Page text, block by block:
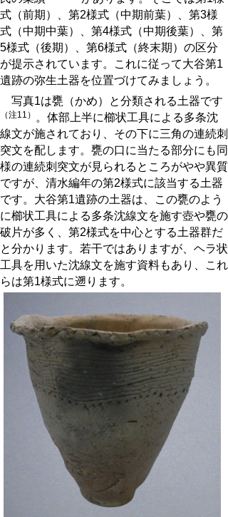
式（前期）、第2様式（中期前葉）、第3様
式（中期中葉）、第4様式（中期後葉）、第
5様式（後期）、第6様式（終末期）の区分
が提示されています。これに従って大谷第1
遺跡の弥生土器を位置づけてみましょう。
写真1は甕（かめ）と分類される土器です
（注11）
。体部上半に櫛状工具による多条沈
線文が施されており、その下に三角の連続刺
突文を配します。甕の口に当たる部分にも同
様の連続刺突文が見られるところがやや異質
ですが、清水編年の第2様式に該当する土器
です。大谷第1遺跡の土器は、この甕のよう
に櫛状工具による多条沈線文を施す壺や甕の
破片が多く、第2様式を中心とする土器群だ
と分かります。若干ではありますが、ヘラ状
工具を用いた沈線文を施す資料もあり、これ
らは第1様式に遡ります。